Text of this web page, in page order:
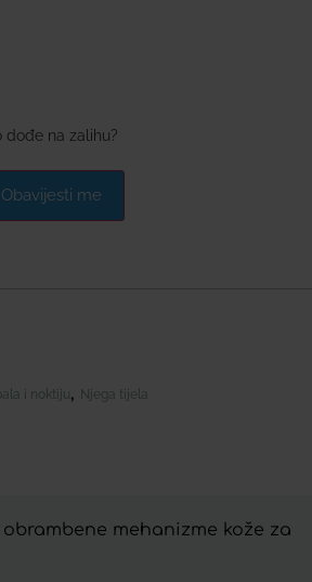
dođe na zalihu?
Obavijesti me
i noktiju, Njega tijela
mehanizme kože za